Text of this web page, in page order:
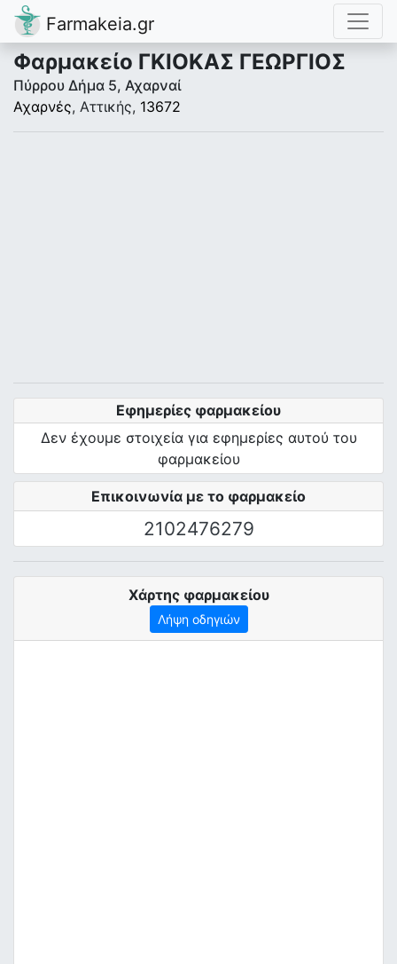
Farmakeia.gr
Φαρμακείο ΓΚΙΟΚΑΣ ΓΕΩΡΓΙΟΣ
Πύρρου Δήμα 5, Αχαρναί
Αχαρνές, Αττικής, 13672
Επικοινωνία με το φαρμακείο
2102476279
Εφημερίες φαρμακείου
Δεν έχουμε στοιχεία για εφημερίες αυτού του
φαρμακείου
Χάρτης φαρμακείου
Λήψη οδηγιών